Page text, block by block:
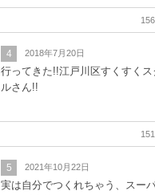
4 2018年7月20日
行ってきた!!江戸川区すくすくス
ルさん!!
5 2021年10月22日
実は自分でつくれちゃう、スー